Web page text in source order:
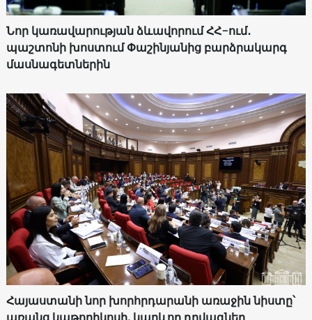
Նոր կառավարության ձևավորում ՀՀ-ում․
պաշտոնի խոստում Փաշինյանից բարձրակարգ
մասնագետներին
Հայաստանի նոր խորհրդարանի առաջին նիստը՝
առանց կաթողիկոսի. կարևոր դրվագներ